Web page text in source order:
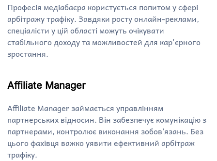
Професія медіабаєра користується попитом у сфері
арбітражу трафіку. Завдяки росту онлайн-реклами,
спеціалісти у цій області можуть очікувати
стабільного доходу та можливостей для кар'єрного
зростання.
Affiliate Manager
Affiliate Manager займається управлінням
партнерських відносин. Він забезпечує комунікацію з
партнерами, контролює виконання зобов’язань. Без
цього фахівця важко уявити ефективний арбітраж
трафіку.